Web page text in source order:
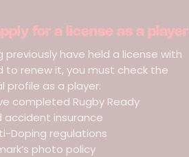
for a license as a player
previously have held a license with
to renew it, you must check the
profile as a player:
completed Rugby Ready
accident insurance
Doping regulations
photo policy